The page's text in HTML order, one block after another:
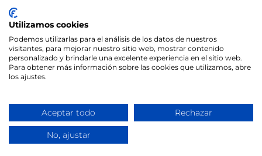
Política de Privacidad
Política de Cookies
© 2026 LA DESPENSA de Cercedilla | Diseñado porel mono
Utilizamos cookies
Podemos utilizarlas para el análisis de los datos de nuestros
visitantes, para mejorar nuestro sitio web, mostrar contenido
personalizado y brindarle una excelente experiencia en el sitio web.
Para obtener más información sobre las cookies que utilizamos, abre
los ajustes.
Aceptar todo Rechazar
No, ajustar